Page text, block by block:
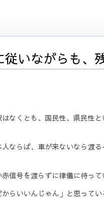
いながらも、
なくとも、国民性、県民性
ならば、車が来ないなら渡
号を渡らずに律儀に待っ
らいいんじゃん」と思って